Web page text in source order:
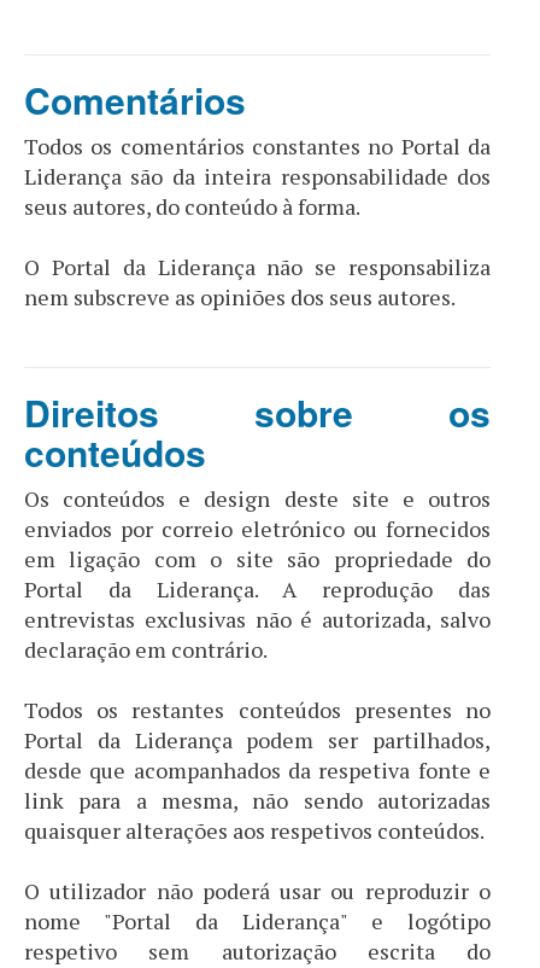
Comentários
Todos os comentários constantes no Portal da
Liderança são da inteira responsabilidade dos
seus autores, do conteúdo à forma.
O Portal da Liderança não se responsabiliza
nem subscreve as opiniões dos seus autores.
Direitos sobre os
conteúdos
Os conteúdos e design deste site e outros
enviados por correio eletrónico ou fornecidos
em ligação com o site são propriedade do
Portal da Liderança. A reprodução das
entrevistas exclusivas não é autorizada, salvo
declaração em contrário.
Todos os restantes conteúdos presentes no
Portal da Liderança podem ser partilhados,
desde que acompanhados da respetiva fonte e
link para a mesma, não sendo autorizadas
quaisquer alterações aos respetivos conteúdos.
O utilizador não poderá usar ou reproduzir o
nome "Portal da Liderança" e logótipo
respetivo sem autorização escrita do